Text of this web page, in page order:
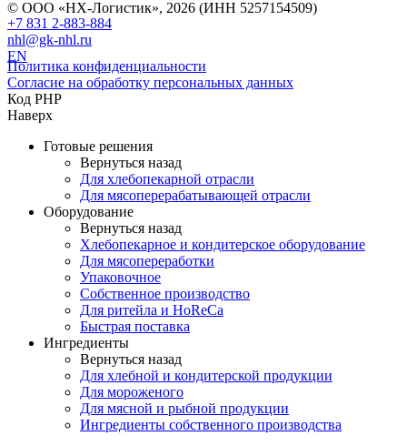
© ООО «НХ-Логистик», 2026 (ИНН 5257154509)
+7 831 2-883-884
nhl@gk-nhl.ru
EN
Политика конфиденциальности
Согласие на обработку персональных данных
Код PHP
Наверх
Готовые решения
Вернуться назад
Для хлебопекарной отрасли
Для мясоперерабатывающей отрасли
Оборудование
Вернуться назад
Хлебопекарное и кондитерское оборудование
Для мясопереработки
Упаковочное
Собственное производство
Для ритейла и HoReCa
Быстрая поставка
Ингредиенты
Вернуться назад
Для хлебной и кондитерской продукции
Для мороженого
Для мясной и рыбной продукции
Ингредиенты собственного производства